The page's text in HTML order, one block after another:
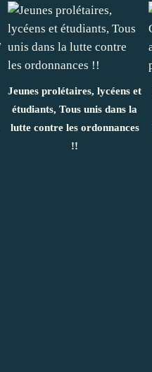
Jeunes prolétaires, lycéens et
étudiants, Tous unis dans la
lutte contre les ordonnances
!!